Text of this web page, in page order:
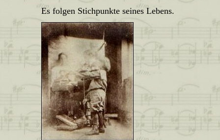
Es folgen Stichpunkte seines Lebens.